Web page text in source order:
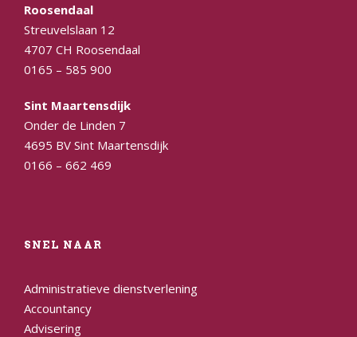
Roosendaal
Streuvelslaan 12
4707 CH Roosendaal
0165 – 585 900
Sint Maartensdijk
Onder de Linden 7
4695 BV Sint Maartensdijk
0166 – 662 469
SNEL NAAR
Administratieve dienstverlening
Accountancy
Advisering